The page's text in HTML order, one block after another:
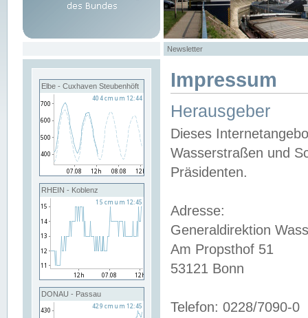
Newsletter
Elbe - Cuxhaven Steubenhöft
RHEIN - Koblenz
DONAU - Passau
Impressum
Herausgeber
Dieses
Wasserstraßen und
Präsidenten.
Adresse:
Generaldirektion
Am Propsthof 51
53121 Bonn
Telefon: 0228/7090-0